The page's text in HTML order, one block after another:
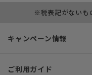
※税表記がないも
キャンペーン情報
ご利用ガイド